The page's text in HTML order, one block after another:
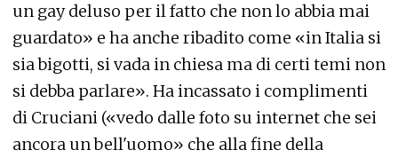
un gay deluso per il fatto che non lo abbia mai
guardato» e ha anche ribadito come «in Italia si
sia bigotti, si vada in chiesa ma di certi temi non
si debba parlare». Ha incassato i complimenti
di Cruciani («vedo dalle foto su internet che sei
ancora un bell'uomo» che alla fine della